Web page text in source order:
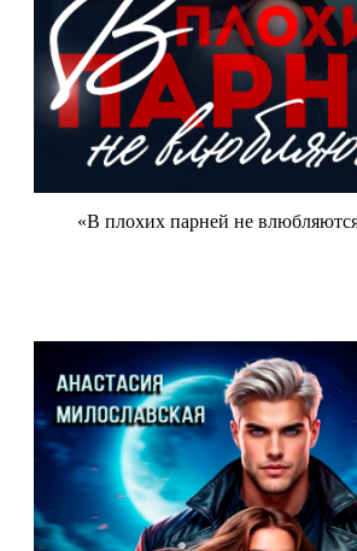
«В плохих парней не